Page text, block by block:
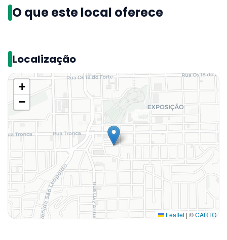
O que este local oferece
Localização
+
−
Leaflet | ©CARTO